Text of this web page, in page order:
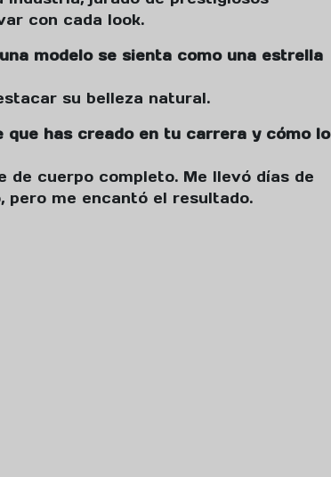
con cada look.
modelo se sienta como una estrella
su belleza natural.
que has creado en tu carrera y cómo lo
de cuerpo completo. Me llevó días de
pero me encantó el resultado.